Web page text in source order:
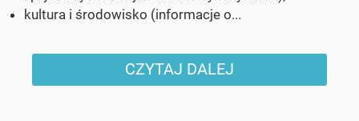
kultura i środowisko (informacje o...
CZYTAJ DALEJ